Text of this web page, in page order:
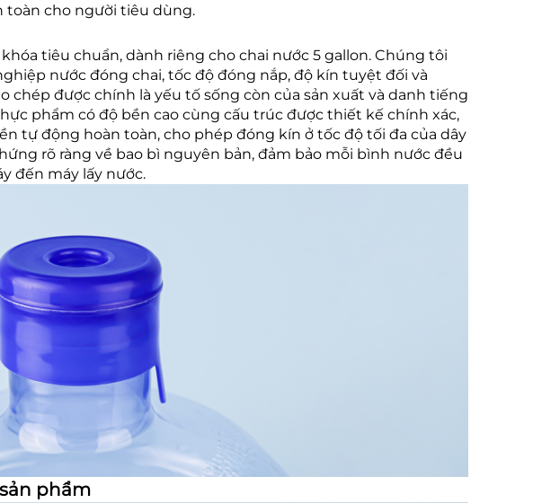
toàn cho người tiêu dùng.
tiêu chuẩn, dành riêng cho chai nước 5 gallon. Chúng tôi
nước đóng chai, tốc độ đóng nắp, độ kín tuyệt đối và
được chính là yếu tố sống còn của sản xuất và danh tiếng
phẩm có độ bền cao cùng cấu trúc được thiết kế chính xác,
tự động hoàn toàn, cho phép đóng kín ở tốc độ tối đa của dây
rõ ràng về bao bì nguyên bản, đảm bảo mỗi bình nước đều
đến máy lấy nước.
phẩm